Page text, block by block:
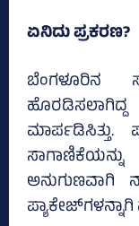
ಏನಿದು ಪ್ರಕರಣ?
ಬೆಂಗಳೂರಿನ
ಅನುಗುಣವಾಗಿ